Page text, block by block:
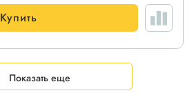
Купить
Показать еще